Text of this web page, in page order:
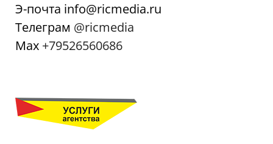
Э-почта info@ricmedia.ru
Телеграм @ricmedia
Мах +79526560686